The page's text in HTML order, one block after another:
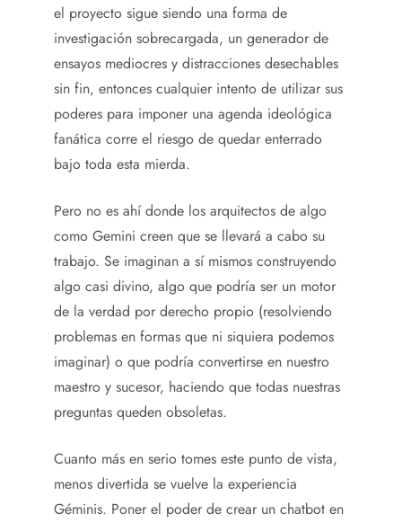
el proyecto sigue siendo una forma de
investigación sobrecargada, un generador de
ensayos mediocres y distracciones desechables
sin fin, entonces cualquier intento de utilizar sus
poderes para imponer una agenda ideológica
fanática corre el riesgo de quedar enterrado
bajo toda esta mierda.
Pero no es ahí donde los arquitectos de algo
como Gemini creen que se llevará a cabo su
trabajo. Se imaginan a sí mismos construyendo
algo casi divino, algo que podría ser un motor
de la verdad por derecho propio (resolviendo
problemas en formas que ni siquiera podemos
imaginar) o que podría convertirse en nuestro
maestro y sucesor, haciendo que todas nuestras
preguntas queden obsoletas.
Cuanto más en serio tomes este punto de vista,
menos divertida se vuelve la experiencia
Géminis. Poner el poder de crear un chatbot en